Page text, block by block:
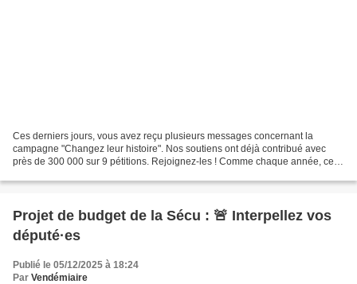
Ces derniers jours, vous avez reçu plusieurs messages concernant la
campagne "Changez leur histoire". Nos soutiens ont déjà contribué avec
près de 300 000 sur 9 pétitions. Rejoignez-les ! Comme chaque année, cette
Projet de budget de la Sécu : 🚨 Interpellez vos
député·es
Publié le 05/12/2025 à 18:24
Par Vendémiaire